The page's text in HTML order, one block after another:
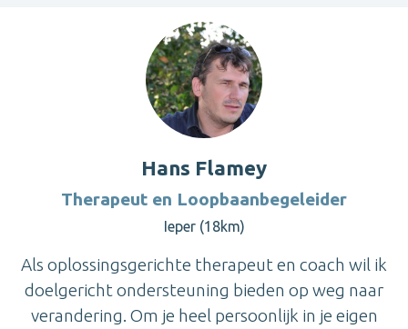
Hans Flamey
Therapeut en Loopbaanbegeleider
Ieper (18km)
Als oplossingsgerichte therapeut en coach wil ik
doelgericht ondersteuning bieden op weg naar
verandering. Om je heel persoonlijk in je eigen